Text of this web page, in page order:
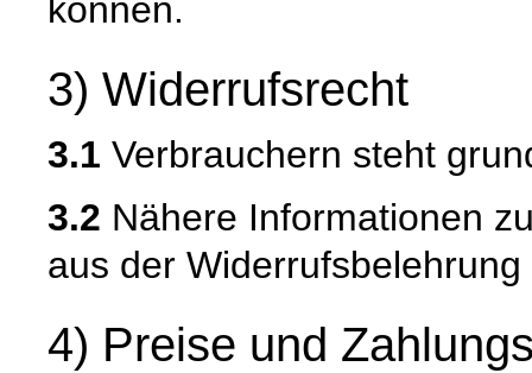
können.
3) Widerrufsrecht
3.1 Verbrauchern steht
3.2 Nähere Informationen
aus der
4) Preise und